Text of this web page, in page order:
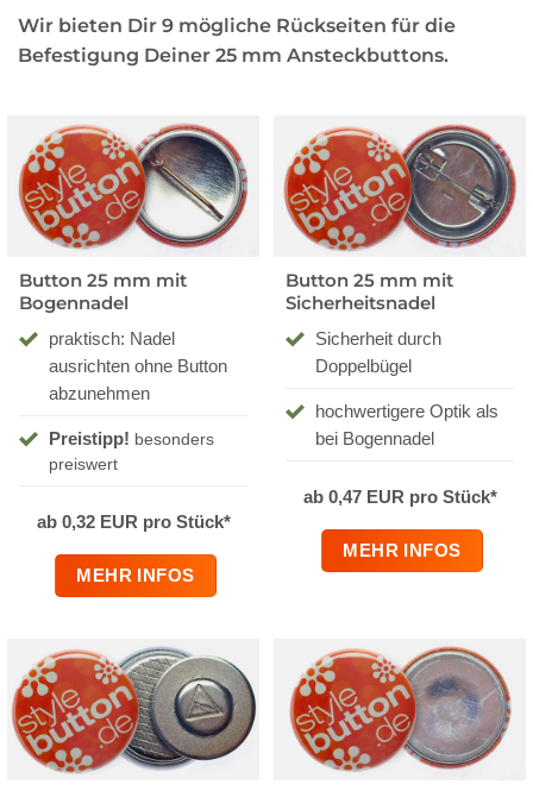
Wir bieten Dir 9 mögliche Rückseiten für die
Befestigung Deiner 25 mm Ansteckbuttons.
Button 25 mm mit
Bogennadel
praktisch: Nadel
ausrichten ohne Button
abzunehmen
Preistipp! besonders
preiswert
ab 0,32 EUR pro Stück*
MEHR INFOS
Button 25 mm mit
Sicherheitsnadel
Sicherheit durch
Doppelbügel
hochwertigere Optik als
bei Bogennadel
ab 0,47 EUR pro Stück*
MEHR INFOS